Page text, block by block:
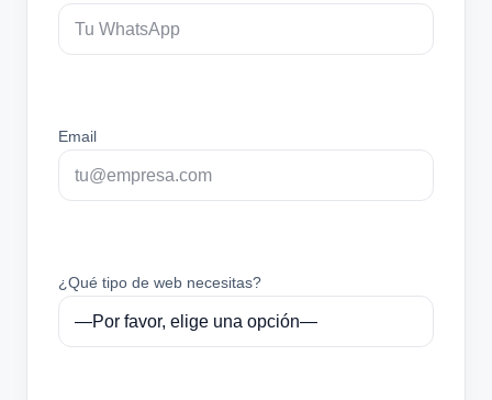
Email
¿Qué tipo de web necesitas?